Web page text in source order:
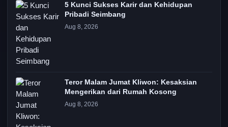
5 Kunci Sukses Karir dan Kehidupan
Pribadi Seimbang
Aug 8, 2026
Teror Malam Jumat Kliwon: Kesaksian
Mengerikan dari Rumah Kosong
Aug 8, 2026